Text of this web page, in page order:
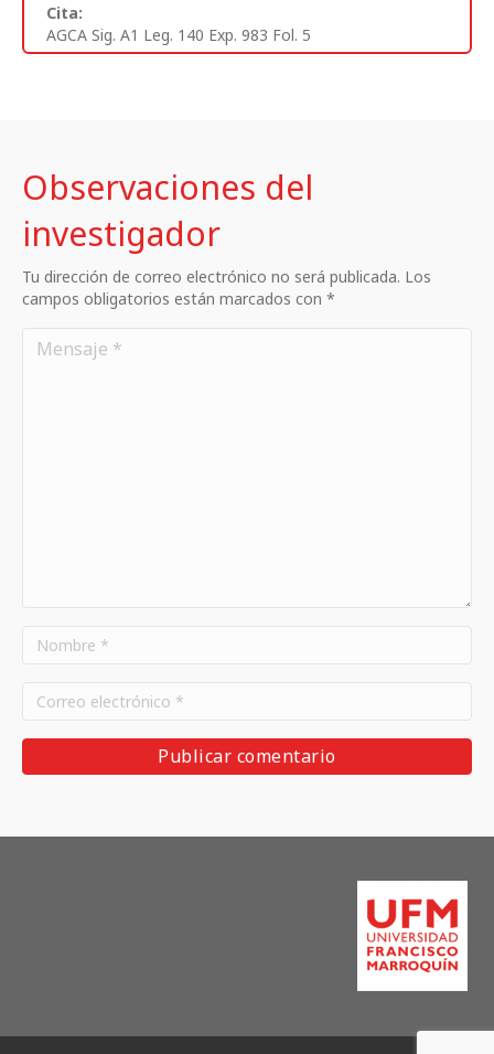
Cita:
AGCA Sig. A1 Leg. 140 Exp. 983 Fol. 5
Observaciones del
investigador
Tu dirección de correo electrónico no será publicada. Los
campos obligatorios están marcados con *